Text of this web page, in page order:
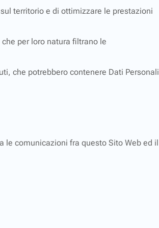
territorio e di ottimizzare le prestazioni
per loro natura filtrano le
che potrebbero contenere Dati Personali
comunicazioni fra questo Sito Web ed il